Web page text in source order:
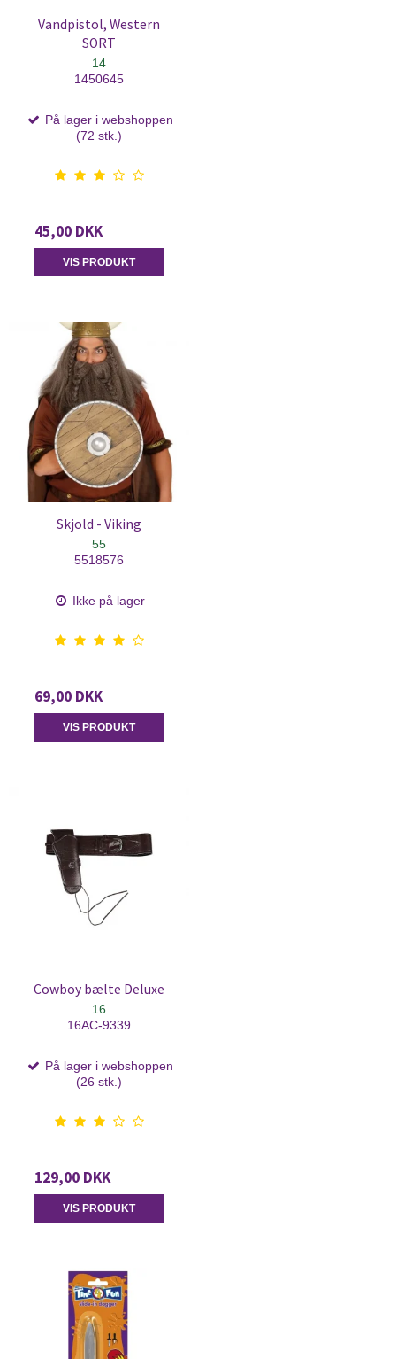
Vandpistol, Western
SORT
14
1450645
På lager i webshoppen
(72 stk.)
45,00 DKK
VIS PRODUKT
Skjold - Viking
55
5518576
Ikke på lager
69,00 DKK
VIS PRODUKT
Cowboy bælte Deluxe
16
16AC-9339
På lager i webshoppen
(26 stk.)
129,00 DKK
VIS PRODUKT